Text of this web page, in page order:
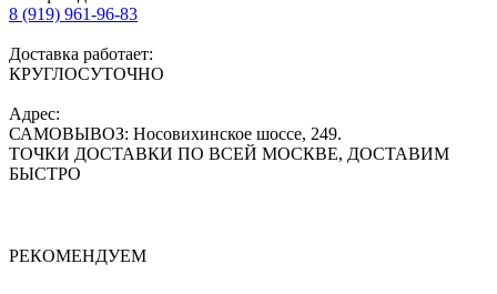
8 (919) 961-96-83
Доставка работает:
КРУГЛОСУТОЧНО
Адрес:
САМОВЫВОЗ: Носовихинское шоссе, 249.
ТОЧКИ ДОСТАВКИ ПО ВСЕЙ МОСКВЕ, ДОСТАВИМ
БЫСТРО
РЕКОМЕНДУЕМ